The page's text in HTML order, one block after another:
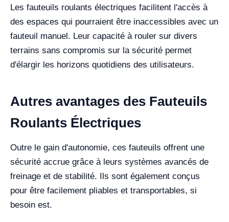
Les fauteuils roulants électriques facilitent l'accès à
des espaces qui pourraient être inaccessibles avec un
fauteuil manuel. Leur capacité à rouler sur divers
terrains sans compromis sur la sécurité permet
d'élargir les horizons quotidiens des utilisateurs.
Autres avantages des Fauteuils
Roulants Électriques
Outre le gain d'autonomie, ces fauteuils offrent une
sécurité accrue grâce à leurs systèmes avancés de
freinage et de stabilité. Ils sont également conçus
pour être facilement pliables et transportables, si
besoin est.